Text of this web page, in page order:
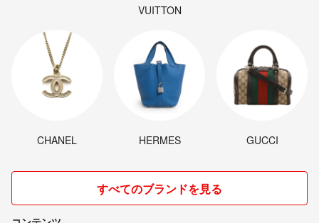
VUITTON
CHANEL HERMES GUCCI
すべてのブランドを見る